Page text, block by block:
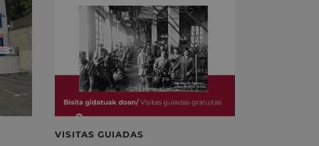
VISITAS GUIADAS